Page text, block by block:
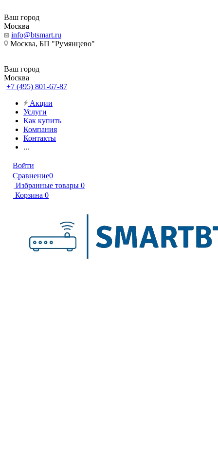
Ваш город
Москва
info@btsmart.ru
Москва, БП "Румянцево"
Ваш город
Москва
+7 (495) 801-67-87
Акции
Услуги
Как купить
Компания
Контакты
...
Войти
Сравнение0
Избранные товары 0
Корзина 0